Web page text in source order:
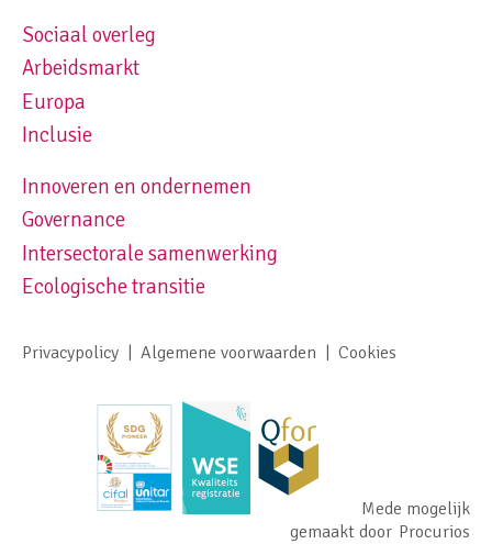
Footer navigation left
Sociaal overleg
Arbeidsmarkt
Europa
Inclusie
Footer navigation right
Innoveren en ondernemen
Governance
Intersectorale samenwerking
Ecologische transitie
Footer meta navigation
Privacypolicy Algemene voorwaarden Cookies
Mede mogelijk
gemaakt door Procurios